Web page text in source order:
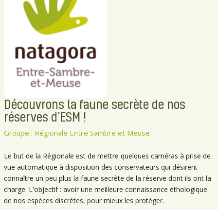
Découvrons la faune secrète de nos
réserves d’ESM !
Groupe : Régionale Entre Sambre et Meuse
Le but de la Régionale est de mettre quelques caméras à prise de
vue automatique à disposition des conservateurs qui désirent
connaître un peu plus la faune secrète de la réserve dont ils ont la
charge. L'objectif : avoir une meilleure connaissance éthologique
de nos espèces discrètes, pour mieux les protéger.